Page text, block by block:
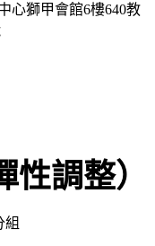
心獅甲會館6樓640教
調整）
組